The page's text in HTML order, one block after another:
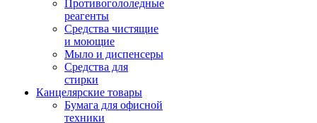
Противогололедные
реагенты
Средства чистящие
и моющие
Мыло и диспенсеры
Средства для
стирки
Канцелярские товары
Бумага для офисной
техники